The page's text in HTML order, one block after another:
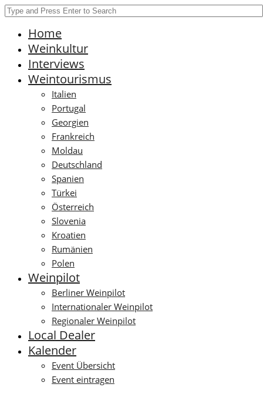
Home
Weinkultur
Interviews
Weintourismus
Italien
Portugal
Georgien
Frankreich
Moldau
Deutschland
Spanien
Türkei
Österreich
Slovenia
Kroatien
Rumänien
Polen
Weinpilot
Berliner Weinpilot
Internationaler Weinpilot
Regionaler Weinpilot
Local Dealer
Kalender
Event Übersicht
Event eintragen